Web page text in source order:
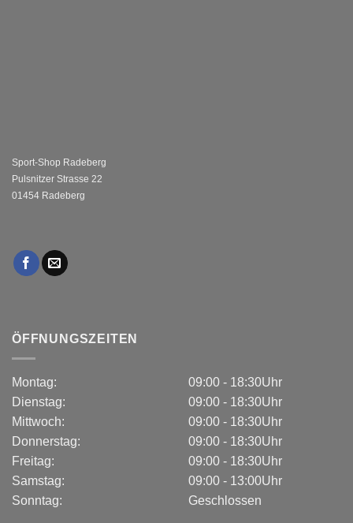
Sport-Shop Radeberg
Pulsnitzer Strasse 22
01454 Radeberg
ÖFFNUNGSZEITEN
Montag:
Dienstag:
Mittwoch:
Donnerstag:
Freitag:
Samstag:
Sonntag:
09:00 - 18:30Uhr
09:00 - 18:30Uhr
09:00 - 18:30Uhr
09:00 - 18:30Uhr
09:00 - 18:30Uhr
09:00 - 13:00Uhr
Geschlossen